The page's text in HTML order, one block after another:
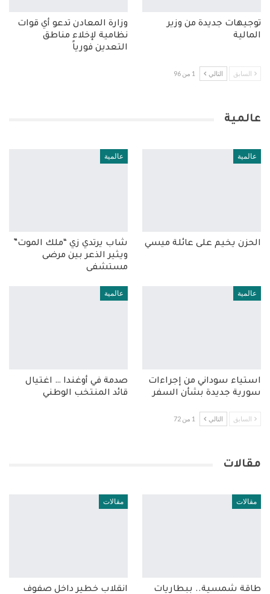
توجيهات جديدة من وزير
المالية
وزارة المعادن تدعو أي قوات
نظامية لإخلاء مناطق
التعدين فورياً
السابق التالي 1 من 96
عالمية
عالمية
الحزن يخيم على عائلة ميسي
عالمية
شاب يرتدي زي “ملك الموت”
ويثير الذعر بين مرضى
مستشفى
عالمية
استياء سوداني من إجراءات
سورية جديدة بشأن السفر
عالمية
صدمة في أوغندا … اغتيال
قائد المنتخب الوطني
السابق التالي 1 من 72
مقالات
مقالات
طاقة شمسية.. ببطاريات
مقالات
انقلاب خطير داخل صفوف